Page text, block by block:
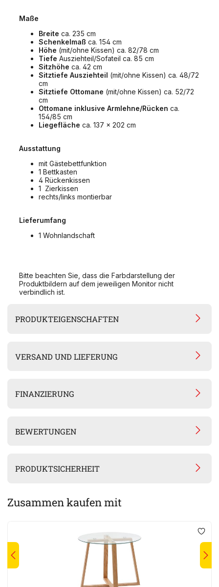
Maße
Breite ca. 235 cm
Schenkelmaß ca. 154 cm
Höhe (mit/ohne Kissen) ca. 82/78 cm
Tiefe Ausziehteil/Sofateil ca. 85 cm
Sitzhöhe ca. 42 cm
Sitztiefe Ausziehteil (mit/ohne Kissen) ca. 48/72
cm
Sitztiefe Ottomane (mit/ohne Kissen) ca. 52/72
cm
Ottomane inklusive Armlehne/Rücken ca.
154/85 cm
Liegefläche ca. 137 x 202 cm
Ausstattung
mit Gästebettfunktion
1 Bettkasten
4 Rückenkissen
1 Zierkissen
rechts/links montierbar
Lieferumfang
1 Wohnlandschaft
Bitte beachten Sie, dass die Farbdarstellung der
Produktbildern auf dem jeweiligen Monitor nicht
verbindlich ist.
PRODUKTEIGENSCHAFTEN
VERSAND UND LIEFERUNG
FINANZIERUNG
BEWERTUNGEN
PRODUKTSICHERHEIT
Zusammen kaufen mit